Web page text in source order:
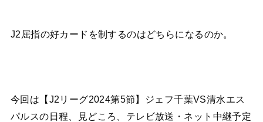
J2屈指の好カードを制するのはどちらになるのか。
今回は【J2リーグ2024第5節】ジェフ千葉VS清水エス
パルスの日程、見どころ、テレビ放送・ネット中継予定